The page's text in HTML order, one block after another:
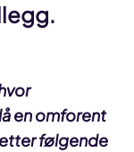
en omforent
følgende